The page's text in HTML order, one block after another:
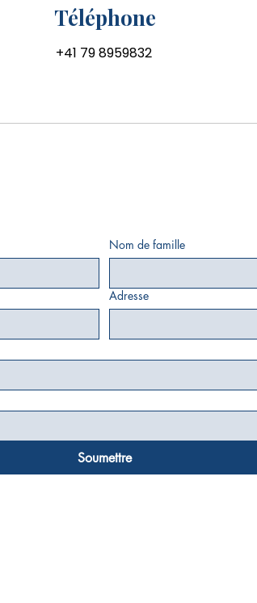
Téléphone
+41 79 8959832
Nom de famille
Adresse
Soumettre